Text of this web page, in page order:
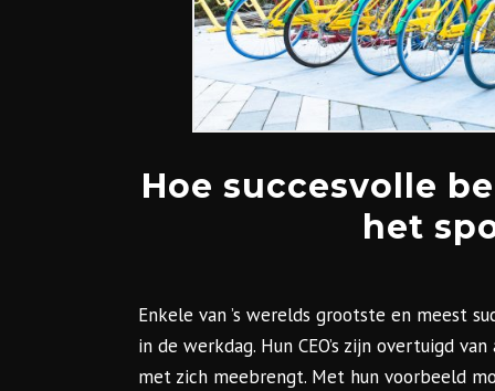
Hoe succesvolle
het
Enkele van ’s werelds grootste en meest
in de werkdag. Hun CEO’s zijn overtuigd
met zich meebrengt. Met hun voorbeeld